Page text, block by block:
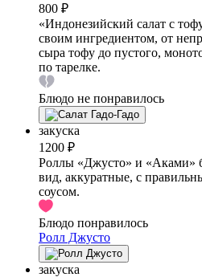
800 ₽
«Индонезийский салат с
своим ингредиентом, от
сыра тофу до пустого,
по тарелке.
Блюдо не понравилось
закуска
1200 ₽
Роллы «Джусто» и «Аками»
вид, аккуратные, с
соусом.
Блюдо понравилось
Ролл Джусто
закуска